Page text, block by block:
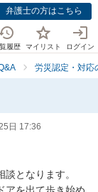
弁護士の方はこちら
履歴 マイリスト ログイン
労災認定・対応
日 17:36
となります。